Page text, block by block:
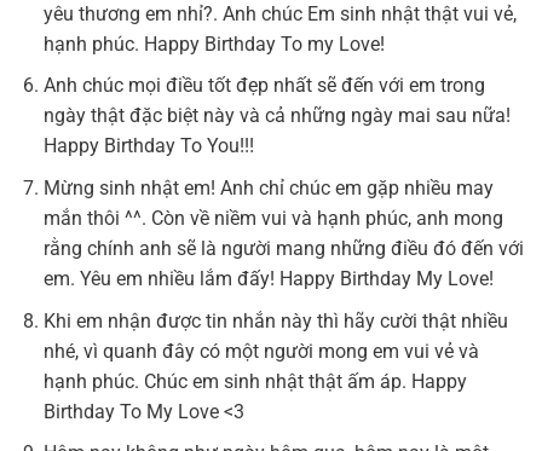
yêu thương em nhỉ?. Anh chúc Em sinh nhật thật vui vẻ,
hạnh phúc. Happy Birthday To my Love!
Anh chúc mọi điều tốt đẹp nhất sẽ đến với em trong
ngày thật đặc biệt này và cả những ngày mai sau nữa!
Happy Birthday To You!!!
Mừng sinh nhật em! Anh chỉ chúc em gặp nhiều may
mắn thôi ^^. Còn về niềm vui và hạnh phúc, anh mong
rằng chính anh sẽ là người mang những điều đó đến với
em. Yêu em nhiều lắm đấy! Happy Birthday My Love!
Khi em nhận được tin nhắn này thì hãy cười thật nhiều
nhé, vì quanh đây có một người mong em vui vẻ và
hạnh phúc. Chúc em sinh nhật thật ấm áp. Happy
Birthday To My Love <3